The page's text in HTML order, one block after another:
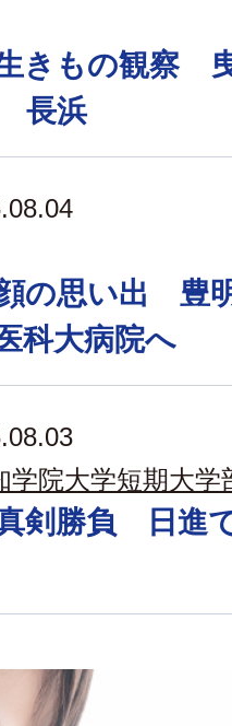
きもの観察
長浜
の思い出 豊
科大病院へ
学院大学短期大学
剣勝負 日進